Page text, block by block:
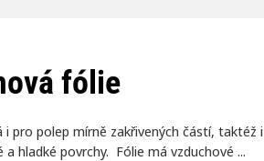
fólie
pro polep mírně zakřivených částí, taktéž i
hladké povrchy. Fólie má vzduchové ...